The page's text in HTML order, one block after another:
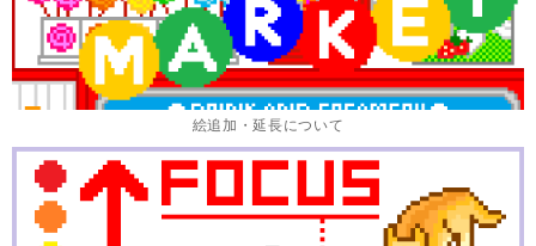
絵追加・延長について